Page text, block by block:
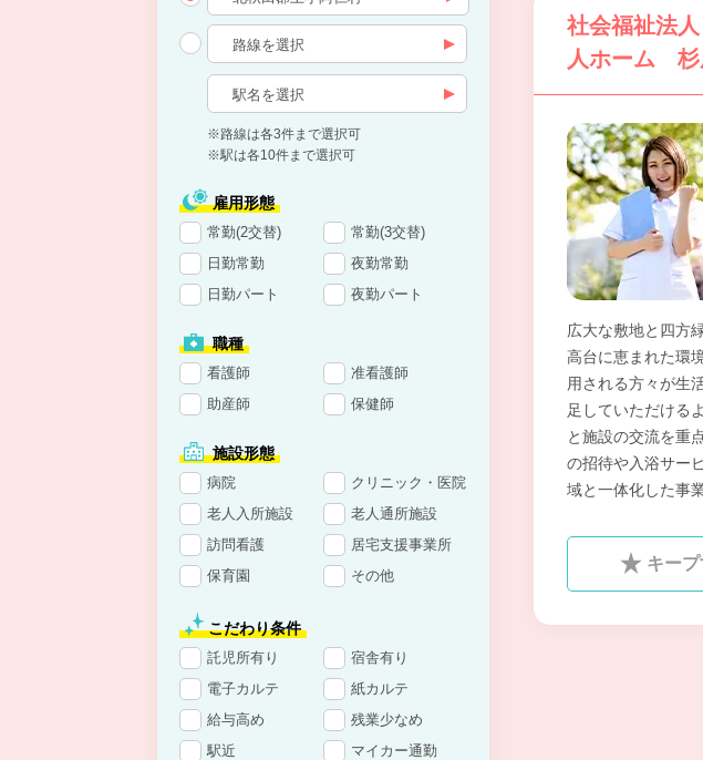
社会福祉法
人ホーム 杉
広大な敷地と四方
高台に恵まれた環
用される方々が生
足していただける
と施設の交流を重
の招待や入浴サー
域と一体化した事
キープ
※路線は各3件まで選択可
※駅は各10件まで選択可
雇用形態
常勤(2交替)
常勤(3交替)
日勤常勤
夜勤常勤
日勤パート
夜勤パート
職種
看護師
准看護師
助産師
保健師
施設形態
病院
クリニック・医院
老人入所施設
老人通所施設
訪問看護
居宅支援事業所
保育園
その他
こだわり条件
託児所有り
宿舎有り
電子カルテ
紙カルテ
給与高め
残業少なめ
駅近
マイカー通勤